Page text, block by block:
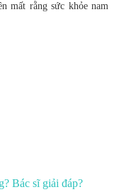
mất rằng sức khỏe nam
Bác sĩ giải đáp?